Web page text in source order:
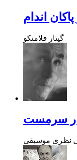
پاکان اندام
گیتار فلامنکو
سرمست
نظری موسیقی